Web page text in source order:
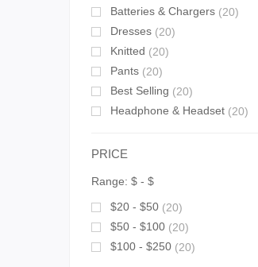
• ยานยนต์ & อุปกรณ์เสริม
Batteries & Chargers (20)
Dresses (20)
Knitted (20)
Pants (20)
Best Selling (20)
Headphone & Headset (20)
PRICE
Range: $ - $
$20 - $50 (20)
$50 - $100 (20)
$100 - $250 (20)